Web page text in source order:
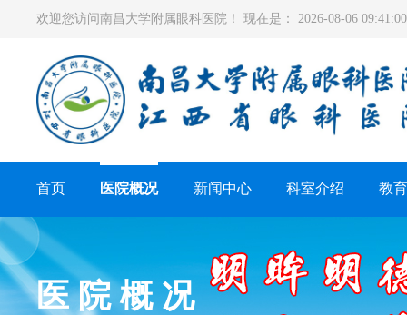
欢迎您访问南昌大学附属眼科医院！ 现在是： 2026-08-06
首页 医院概况 新闻中心 科室介绍 教
医院概况